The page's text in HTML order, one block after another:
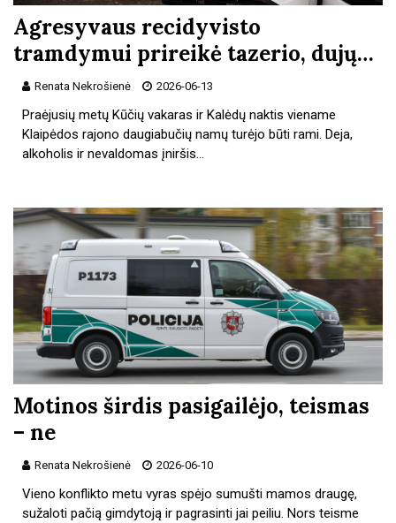
Agresyvaus recidyvisto
tramdymui prireikė tazerio, dujų…
Renata Nekrošienė 2026-06-13
Praėjusių metų Kūčių vakaras ir Kalėdų naktis viename
Klaipėdos rajono daugiabučių namų turėjo būti rami. Deja,
alkoholis ir nevaldomas įniršis…
Motinos širdis pasigailėjo, teismas
– ne
Renata Nekrošienė 2026-06-10
Vieno konflikto metu vyras spėjo sumušti mamos draugę,
sužaloti pačią gimdytoją ir pagrasinti jai peiliu. Nors teisme